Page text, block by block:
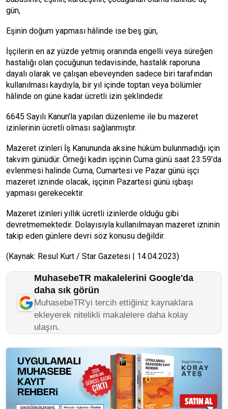
gün,
Eşinin doğum yapması hâlinde ise beş gün,
İşçilerin en az yüzde yetmiş oranında engelli veya süreğen
hastalığı olan çocuğunun tedavisinde, hastalık raporuna
dayalı olarak ve çalışan ebeveynden sadece biri tarafından
kullanılması kaydıyla, bir yıl içinde toptan veya bölümler
hâlinde on güne kadar ücretli izin şeklindedir.
6645 Sayılı Kanun'la yapılan düzenleme ile bu mazeret
izinlerinin ücretli olması sağlanmıştır.
Mazeret izinleri İş Kanununda aksine hüküm bulunmadığı için
takvim günüdür. Örneği kadın işçinin Cuma günü saat 23:59'da
evlenmesi halinde Cuma, Cumartesi ve Pazar günü işçi
mazeret izninde olacak, işçinin Pazartesi günü işbaşı
yapması gerekecektir.
Mazeret izinleri yıllık ücretli izinlerde olduğu gibi
devretmemektedir. Dolayısıyla kullanılmayan mazeret izninin
takip eden günlere devri söz konusu değildir.
(Kaynak: Resul Kurt / Star Gazetesi | 14.04.2023)
MuhasebeTR makalelerini Google'da
daha sık görün
MuhasebeTR'yi tercih ettiğiniz kaynaklara
ekleyerek nitelikli makalelere daha kolay
ulaşın.